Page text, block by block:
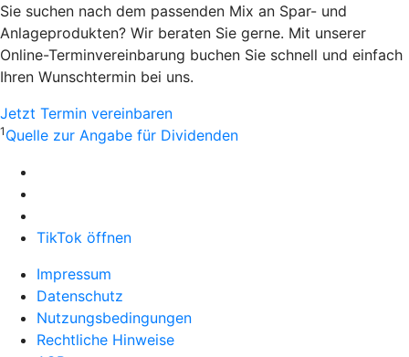
Sie suchen nach dem passenden Mix an Spar- und
Anlageprodukten? Wir beraten Sie gerne. Mit unserer
Online-Terminvereinbarung buchen Sie schnell und einfach
Ihren Wunschtermin bei uns.
Jetzt Termin vereinbaren
1 Quelle zur Angabe für Dividenden
TikTok öffnen
Impressum
Datenschutz
Nutzungsbedingungen
Rechtliche Hinweise